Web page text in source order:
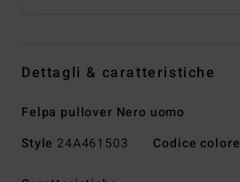
Dettagli & caratteristiche
Felpa pullover Nero uomo
Style 24A461503 Codice colore